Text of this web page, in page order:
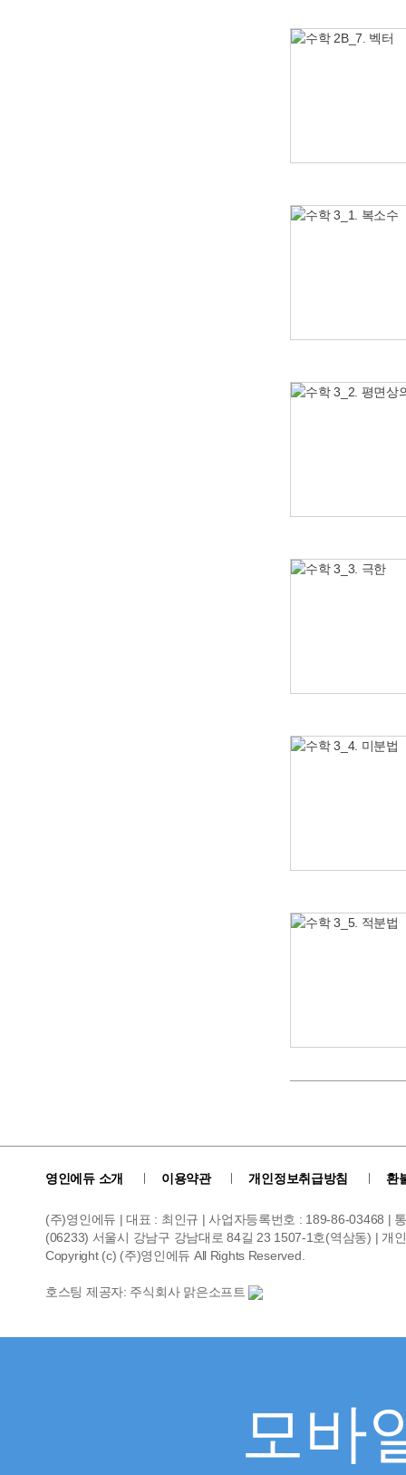
영인에듀 소개 이용약관 개인정보취급방침 환
(주)영인에듀 | 대표 : 최인규 | 사업자등록번호 : 189-86-03468 |
(06233) 서울시 강남구 강남대로 84길 23 1507-1호(역삼동) | 개
Copyright (c) (주)영인에듀 All Rights Reserved.
호스팅 제공자: 주식회사 맑은소프트
모바